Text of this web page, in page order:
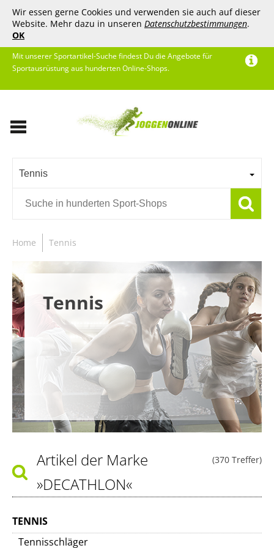
Wir essen gerne Cookies und verwenden sie auch auf dieser
Website. Mehr dazu in unseren Datenschutzbestimmungen.
OK
Mit unserer Sportartikel-Suche findest Du die Angebote für
Sportausrüstung aus hunderten Online-Shops.
Tennis
Home Tennis
Tennis
(370 Treffer)
Artikel der Marke
»DECATHLON«
TENNIS
Tennisschläger